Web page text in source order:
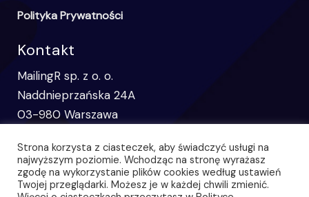
Polityka Prywatności
Kontakt
MailingR sp. z o. o.
Naddnieprzańska 24A
03-980 Warszawa
support@mailingr.com
Strona korzysta z ciasteczek, aby świadczyć usługi na
najwyższym poziomie. Wchodząc na stronę wyrażasz
zgodę na wykorzystanie plików cookies według ustawień
Twojej przeglądarki. Możesz je w każdej chwili zmienić.